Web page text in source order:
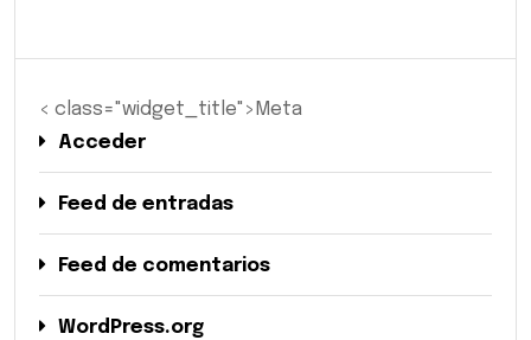
< class="widget_title">Meta
Acceder
Feed de entradas
Feed de comentarios
WordPress.org